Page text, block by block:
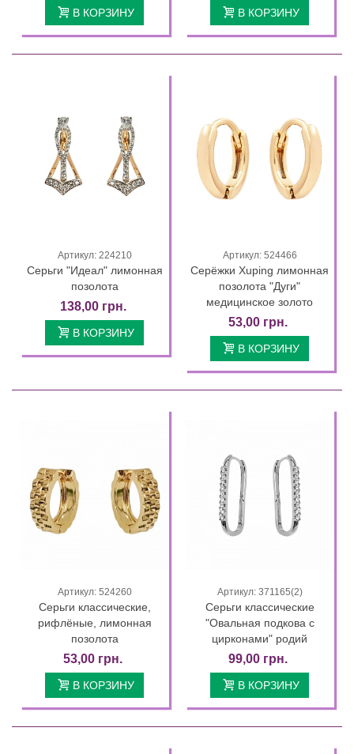
В КОРЗИНУ В КОРЗИНУ
Артикул: 224210
Серьги "Идеал" лимонная
позолота
138,00 грн.
В КОРЗИНУ
Артикул: 524466
Серёжки Xuping лимонная
позолота "Дуги"
медицинское золото
53,00 грн.
В КОРЗИНУ
Артикул: 524260
Серьги классические,
рифлёные, лимонная
позолота
53,00 грн.
В КОРЗИНУ
Артикул: 371165(2)
Серьги классические
"Овальная подкова с
цирконами" родий
99,00 грн.
В КОРЗИНУ